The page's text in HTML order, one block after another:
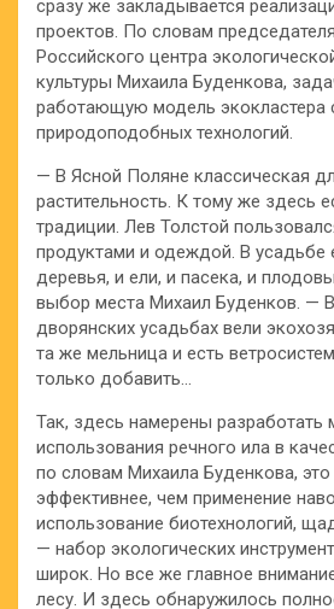
сразу же закладывается
проектов. По словам
Российского центра
культуры Михаила Буденкова,
работающую модель экокластера
природоподобных технологий.
— В Ясной Поляне классическая
растительность. К тому же здесь
традиции. Лев Толстой
продуктами и одеждой. В усадьбе
деревья, и ели, и пасека, и
выбор места Михаил Буденков. —
дворянских усадьбах вели
та же мельница и есть
только добавить…
Так, здесь намерены разработать
использования речного ила в
по словам Михаила Буденкова,
эффективнее, чем применение
использование биотехнологий,
— набор экологических
широк. Но все же главное
лесу. И здесь обнаружилось